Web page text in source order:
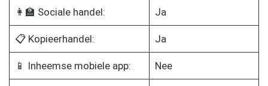
👩‍🏫 Sociale handel: Ja
📋 Kopieerhandel: Ja
📱 Inheemse mobiele app: Nee